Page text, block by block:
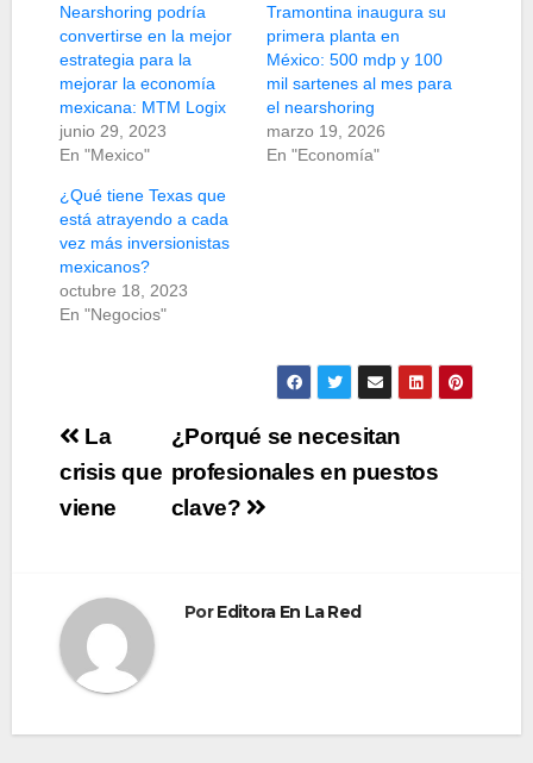
Nearshoring podría
convertirse en la mejor
estrategia para la
mejorar la economía
mexicana: MTM Logix
junio 29, 2023
En "Mexico"
Tramontina inaugura su
primera planta en
México: 500 mdp y 100
mil sartenes al mes para
el nearshoring
marzo 19, 2026
En "Economía"
¿Qué tiene Texas que
está atrayendo a cada
vez más inversionistas
mexicanos?
octubre 18, 2023
En "Negocios"
Navegación
de
entradas
¿Porqué se necesitan
profesionales en puestos
clave?
La
crisis que
viene
PorEditora En La Red